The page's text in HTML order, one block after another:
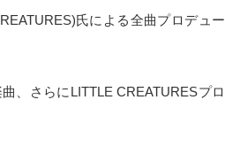
氏による全曲プロデュー
、さらにLITTLE CREATURESプロ